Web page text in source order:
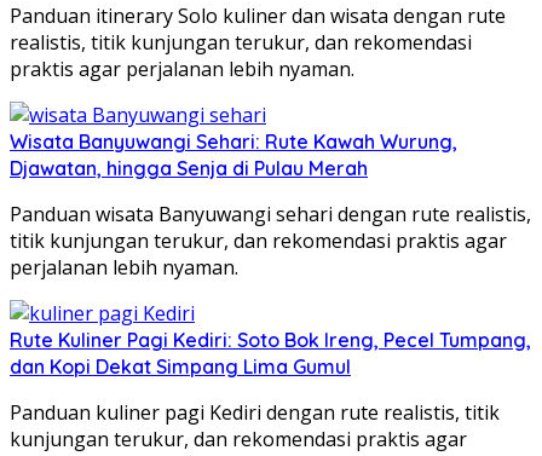
Panduan itinerary Solo kuliner dan wisata dengan rute
realistis, titik kunjungan terukur, dan rekomendasi
praktis agar perjalanan lebih nyaman.
Wisata Banyuwangi Sehari: Rute Kawah Wurung,
Djawatan, hingga Senja di Pulau Merah
Panduan wisata Banyuwangi sehari dengan rute realistis,
titik kunjungan terukur, dan rekomendasi praktis agar
perjalanan lebih nyaman.
Rute Kuliner Pagi Kediri: Soto Bok Ireng, Pecel Tumpang,
dan Kopi Dekat Simpang Lima Gumul
Panduan kuliner pagi Kediri dengan rute realistis, titik
kunjungan terukur, dan rekomendasi praktis agar